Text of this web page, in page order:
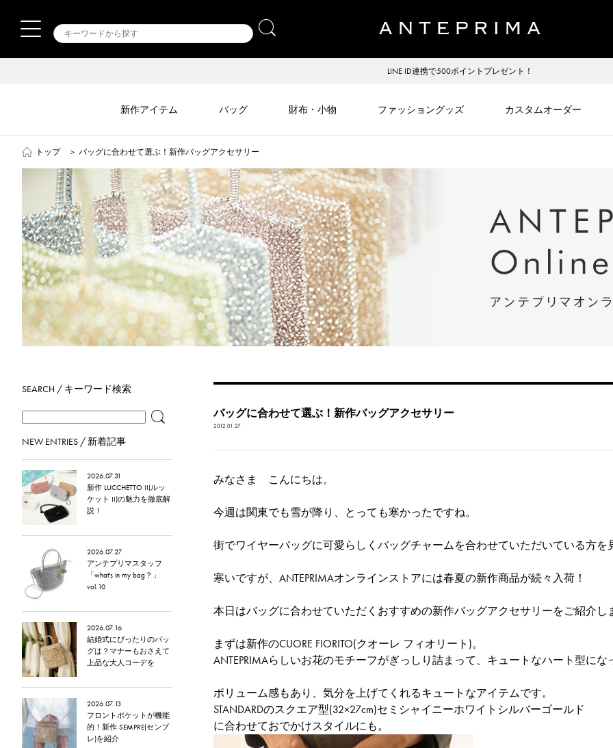
LINE ID連携で500ポイントプレゼント！
新作アイテム バッグ 財布・小物 ファッショングッズ カスタムオーダー
トップ ＞ バッグに合わせて選ぶ！新作バッグアクセサリー
SEARCH / キーワード検索
NEW ENTRIES / 新着記事
2026.07.31
新作 LUCCHETTO II(ルッ
ケット II)の魅力を徹底解
説！
2026.07.27
アンテプリマスタッフ
「what's in my bag？」
vol.10
2026.07.16
結婚式にぴったりのバッ
グは？マナーもおさえて
上品な大人コーデを
2026.07.13
フロントポケットが機能
的！新作 SEMPRE(センプ
レ)を紹介
バッグに合わせて選ぶ！新作バッグアクセサリー
2012.01.27
みなさま こんにちは。
今週は関東でも雪が降り、とっても寒かったですね。
街でワイヤーバッグに可愛らしくバッグチャームを合わせていただいている方
寒いですが、ANTEPRIMAオンラインストアには春夏の新作商品が続々入荷！
本日はバッグに合わせていただくおすすめの新作バッグアクセサリーをご紹介し
まずは新作のCUORE FIORITO(クオーレ フィオリート)。
ANTEPRIMAらしいお花のモチーフがぎっしり詰まって、キュートなハート型に
ボリューム感もあり、気分を上げてくれるキュートなアイテムです。
STANDARDのスクエア型(32×27cm)セミシャイニーホワイトシルバーゴールド
に合わせておでかけスタイルにも。